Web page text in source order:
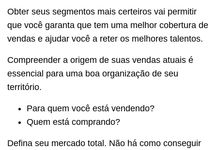
Obter seus segmentos mais certeiros vai permitir
que você garanta que tem uma melhor cobertura de
vendas e ajudar você a reter os melhores talentos.
Compreender a origem de suas vendas atuais é
essencial para uma boa organização de seu
território.
Para quem você está vendendo?
Quem está comprando?
Defina seu mercado total. Não há como conseguir